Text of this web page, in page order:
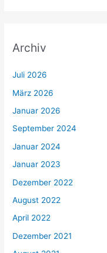
Archiv
Juli 2026
März 2026
Januar 2026
September 2024
Januar 2024
Januar 2023
Dezember 2022
August 2022
April 2022
Dezember 2021